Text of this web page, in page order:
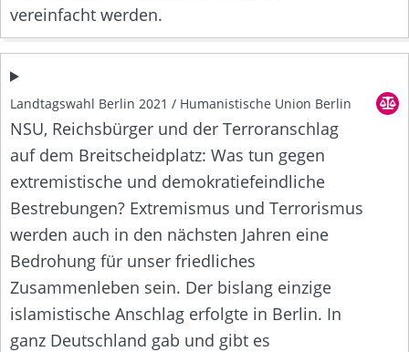
vereinfacht werden.
Landtagswahl Berlin 2021 / Humanistische Union Berlin
NSU, Reichsbürger und der Terroranschlag
auf dem Breitscheidplatz: Was tun gegen
extremistische und demokratiefeindliche
Bestrebungen? Extremismus und Terrorismus
werden auch in den nächsten Jahren eine
Bedrohung für unser friedliches
Zusammenleben sein. Der bislang einzige
islamistische Anschlag erfolgte in Berlin. In
ganz Deutschland gab und gibt es